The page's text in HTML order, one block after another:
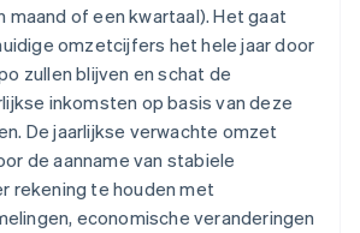
maand of een kwartaal). Het gaat
omzetcijfers het hele jaar door
zullen blijven en schat de
inkomsten op basis van deze
De jaarlijkse verwachte omzet
de aanname van stabiele
rekening te houden met
economische veranderingen